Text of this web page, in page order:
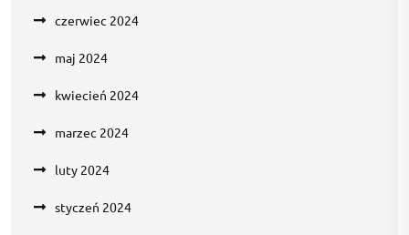
czerwiec 2024
maj 2024
kwiecień 2024
marzec 2024
luty 2024
styczeń 2024